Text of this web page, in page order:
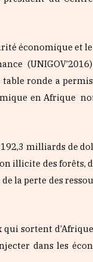
économique et
(UNIGOV’2016)
ronde a
en Afrique
milliards de
illicite des forêts,
la perte des
qui sortent
dans les